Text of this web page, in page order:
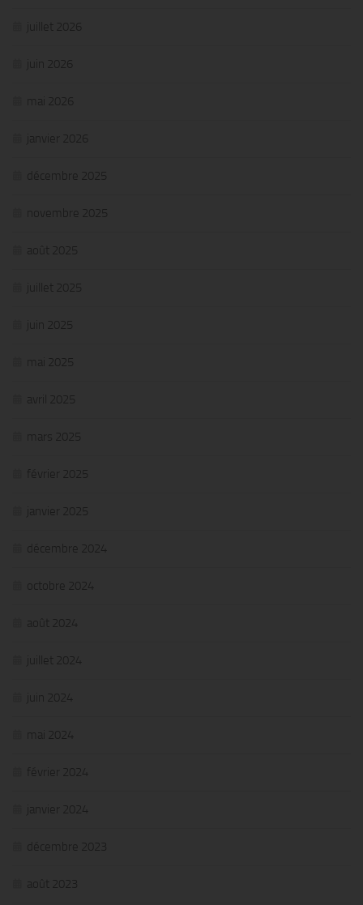
juillet 2026
juin 2026
mai 2026
janvier 2026
décembre 2025
novembre 2025
août 2025
juillet 2025
juin 2025
mai 2025
avril 2025
mars 2025
février 2025
janvier 2025
décembre 2024
octobre 2024
août 2024
juillet 2024
juin 2024
mai 2024
février 2024
janvier 2024
décembre 2023
août 2023